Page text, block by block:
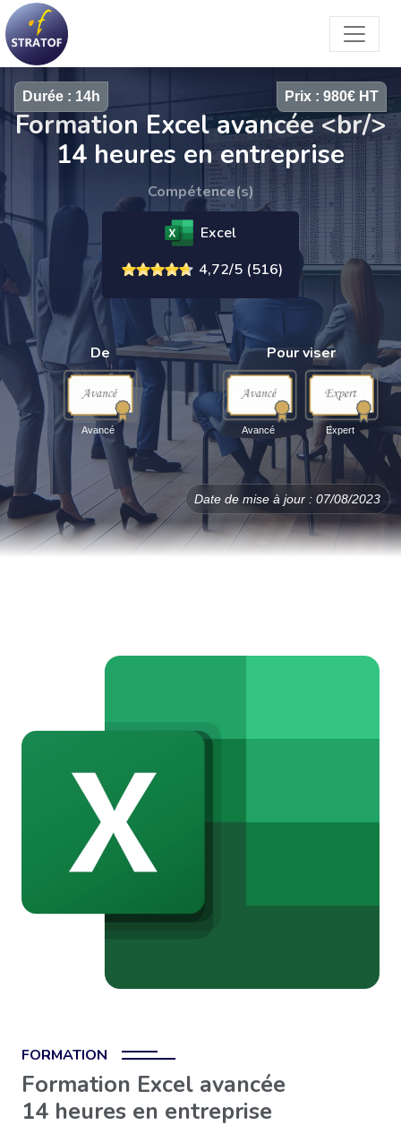
Formation Excel avancée <br/>
14 heures en entreprise
Durée : 14h Prix : 980€ HT
Compétence(s)
Excel
4,72/5 (516)
De
Avancé
Pour viser
Avancé Expert
Date de mise à jour : 07/08/2023
FORMATION
Formation Excel avancée
14 heures en entreprise